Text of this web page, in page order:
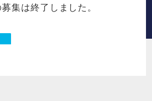
集は終了しました。